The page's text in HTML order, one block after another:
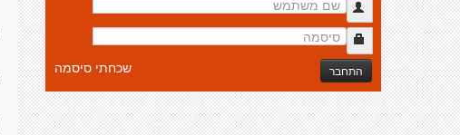
התחבר שכחתי סיסמה